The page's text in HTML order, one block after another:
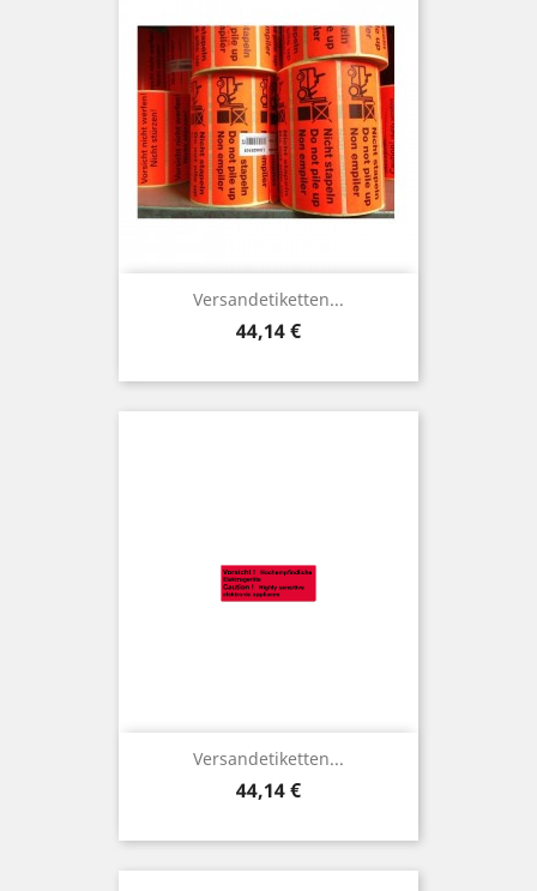
Versandetiketten...
Preis
44,14 €
Versandetiketten...
Preis
44,14 €